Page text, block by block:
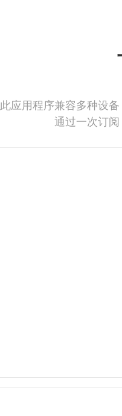
此应用程序兼容多种设
通过一次订